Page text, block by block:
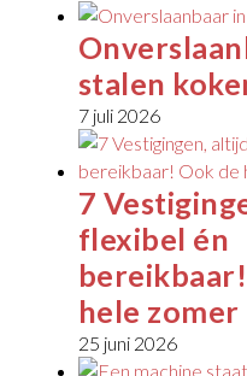
stalen
7 juli 2026
7
flexibel én
hele zomer
25 juni 2026